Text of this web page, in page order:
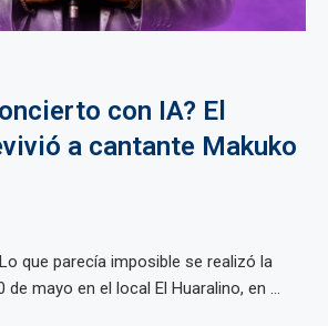
con IA? El
a cantante Makuko
que parecía imposible se realizó la
mayo en el local El Huaralino, en ...